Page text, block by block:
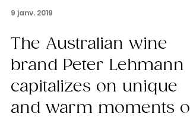
The Australian wine
brand Peter Lehmann
capitalizes on unique